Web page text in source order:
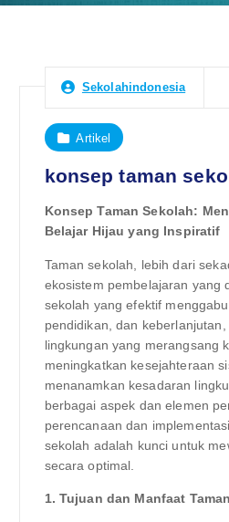
Sekolahindonesia
Artikel
konsep taman
Konsep Taman Sekolah:
Belajar Hijau yang Inspiratif
Taman sekolah, lebih dari
ekosistem pembelajaran yang
sekolah yang efektif
pendidikan, dan
lingkungan yang merangsang
meningkatkan kesejahteraan
menanamkan kesadaran
berbagai aspek dan elemen
perencanaan dan
sekolah adalah kunci untuk
secara optimal.
1. Tujuan dan Manfaat